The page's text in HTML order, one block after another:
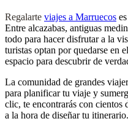
Regalarte viajes a Marruecos
Entre alcazabas, antiguas
todo para hacer disfrutar a la
turistas optan por quedarse en
espacio para descubrir de
La comunidad de grandes
para planificar tu viaje y
clic, te encontrarás con cientos
a la hora de diseñar tu itinerario.